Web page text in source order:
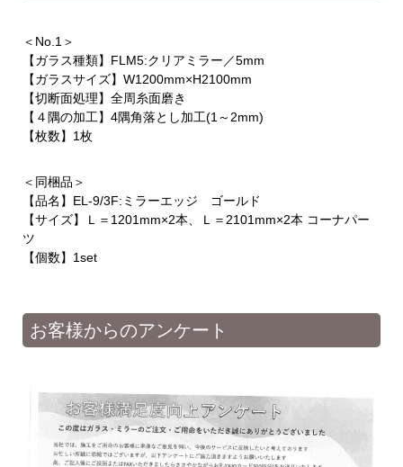
＜No.1＞
【ガラス種類】FLM5:クリアミラー／5mm
【ガラスサイズ】W1200mm×H2100mm
【切断面処理】全周糸面磨き
【４隅の加工】4隅角落とし加工(1～2mm)
【枚数】1枚
＜同梱品＞
【品名】EL-9/3F:ミラーエッジ ゴールド
【サイズ】Ｌ＝1201mm×2本、Ｌ＝2101mm×2本 コーナパー
ツ
【個数】1set
お客様からのアンケート